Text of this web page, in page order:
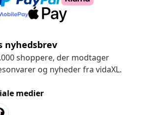
nyhedsbrev
shoppere, der modtager
og nyheder fra vidaXL.
medier